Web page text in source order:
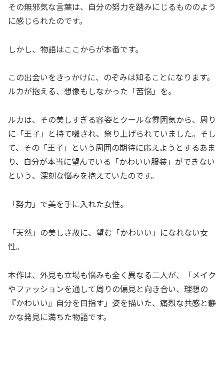
その無邪気な言葉は、自分の努力を踏みにじるもののよう
に感じられたのです。
しかし、物語はここからが本番です。
この出会いをきっかけに、のぞみは知ることになります。
ルカが抱える、想像もしなかった「苦悩」を。
ルカは、その美しすぎる容姿とクールな雰囲気から、周り
に「王子」と持て囃され、祭り上げられていました。そし
て、その「王子」という周囲の期待に応えようとするあま
り、自分が本当に望んでいる「かわいい服装」ができない
という、深刻な悩みを抱えていたのです。
「努力」で美を手に入れた女性。
「天然」の美しさ故に、望む「かわいい」になれない女
性。
本作は、外見も立場も悩みも全く異なる二人が、「メイク
やファッションを通して周りの偏見と向き合い、理想の
『かわいい』自分を目指す」姿を描いた、痛烈な共感と静
かな発見に満ちた物語です。